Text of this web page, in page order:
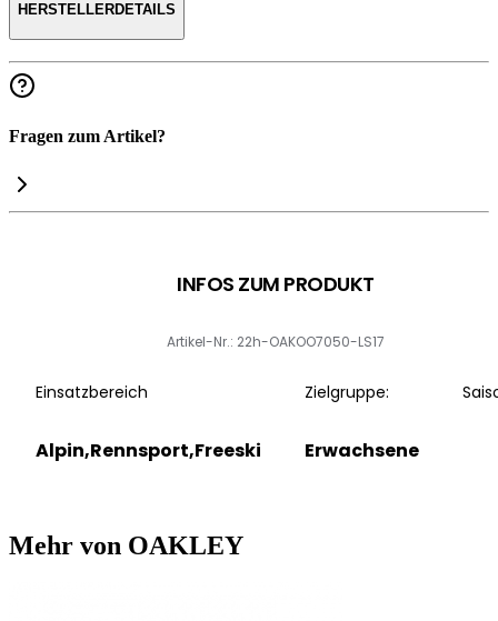
HERSTELLERDETAILS
Fragen zum Artikel?
INFOS ZUM PRODUKT
Artikel-Nr.: 22h-OAKOO7050-LS17
Einsatzbereich
Alpin,Rennsport,Freeski
Zielgruppe:
Erwachsene
Mehr von OAKLEY